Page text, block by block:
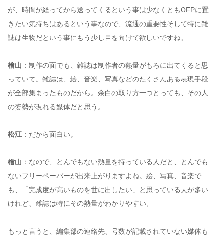
が、時間が経ってから送ってくるという事は少なくともOFPに置
きたい気持ちはあるという事なので、流通の重要性そして特に雑
誌は生物だという事にもう少し目を向けて欲しいですね。
檜山 ：制作の面でも、雑誌は制作者の熱量がもろに出てくると思
っていて。雑誌は、絵、音楽、写真などのたくさんある表現手段
が全部集まったものだから。余白の取り方一つとっても、その人
の姿勢が現れる媒体だと思う。
松江 ：だから面白い。
檜山 ：なので、とんでもない熱量を持っている人だと、とんでも
ないフリーペーパーが出来上がりますよね。絵、写真、音楽で
も、「完成度が高いものを世に出したい」と思っている人が多い
けれど、雑誌は特にその熱量がわかりやすい。
もっと言うと、編集部の連絡先、号数が記載されていない媒体も